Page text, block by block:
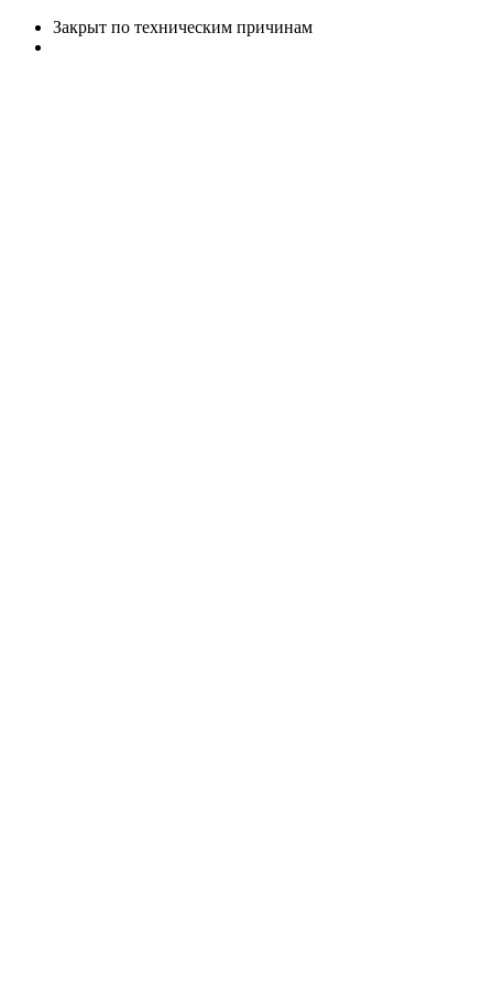
Закрыт по техническим причинам